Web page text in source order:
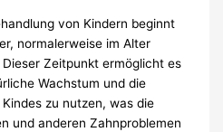
von Kindern beginnt
normalerweise im Alter
Zeitpunkt ermöglicht es
Wachstum und die
zu nutzen, was die
und anderen Zahnproblemen